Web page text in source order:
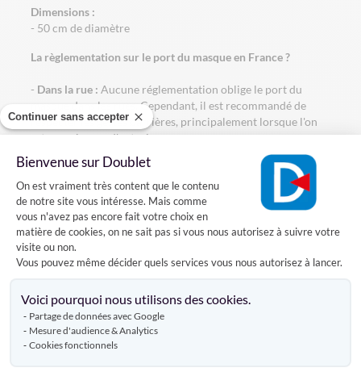
Continuer sans accepter
Bienvenue sur Doublet
Plateforme de Gestion du
On est vraiment très content que le contenu
de notre site vous intéresse. Mais comme
vous n'avez pas encore fait votre choix en
matière de cookies, on ne sait pas si vous nous autorisez à suivre votre
visite ou non.
Vous pouvez même décider quels services vous nous autorisez à lancer.
Voici pourquoi nous utilisons des cookies.
Partage de données avec Google
Mesure d'audience & Analytics
Cookies fonctionnels
Dimensions :
- 50 cm de diamètre
La règlementation sur le port du masque en France ?
- Dans la rue : Aucune réglementation oblige le port du
masque dans les rues. Cependant, il est recommandé de
respecter les gestes barrières, principalement lorsque l'on
est en présence d'autrui.
-Dans les transports :La règlementation oblige tous les
passagers de 11 ans et plus de porter un masque de
protection dans tous les transports publics (bus, train,
métro, tramway, bus scolaire). Toute personne ne respectant
pas cette mesure s'exposera à une amende de 135€.
-Dans les entreprises : Le port du masque n'est pas
en entreprise sont respectées (distance de sécurité entre
chaque bureau, sens de circulation unique, ...)
-Dans les commerces :